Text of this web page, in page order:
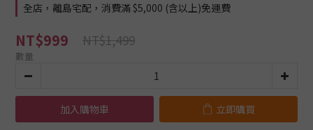
全店，離島宅配，消費滿 $5,000 (含以上)免運費
NT$999 NT$1,499
數量
加入購物車 立即購買